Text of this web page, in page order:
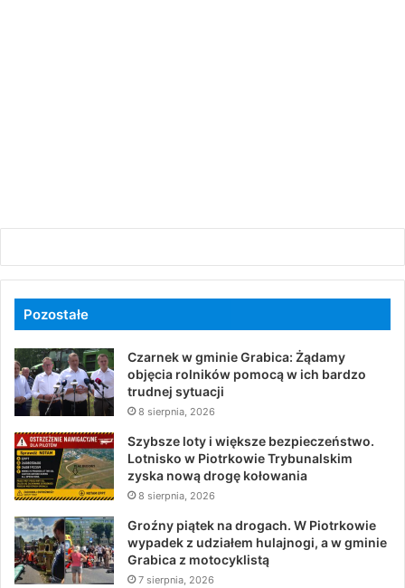
Pozostałe
Czarnek w gminie Grabica: Żądamy
objęcia rolników pomocą w ich bardzo
trudnej sytuacji
8 sierpnia, 2026
Szybsze loty i większe bezpieczeństwo.
Lotnisko w Piotrkowie Trybunalskim
zyska nową drogę kołowania
8 sierpnia, 2026
Groźny piątek na drogach. W Piotrkowie
wypadek z udziałem hulajnogi, a w gminie
Grabica z motocyklistą
7 sierpnia, 2026